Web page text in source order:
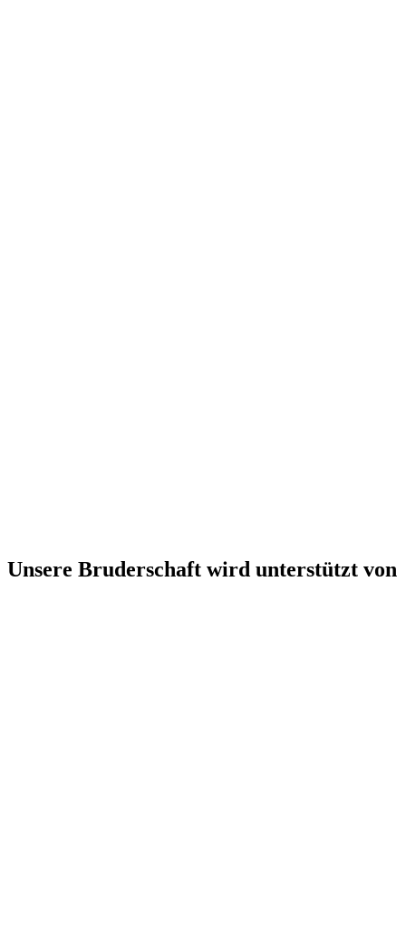
Unsere Bruderschaft wird unterstützt von